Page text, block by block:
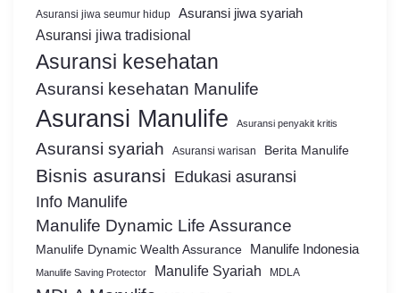
Asuransi jiwa seumur hidup Asuransi jiwa syariah
Asuransi jiwa tradisional
Asuransi kesehatan
Asuransi kesehatan Manulife
Asuransi Manulife Asuransi penyakit kritis
Asuransi syariah Asuransi warisan Berita Manulife
Bisnis asuransi Edukasi asuransi
Info Manulife
Manulife Dynamic Life Assurance
Manulife Dynamic Wealth Assurance Manulife Indonesia
Manulife Saving Protector Manulife Syariah MDLA